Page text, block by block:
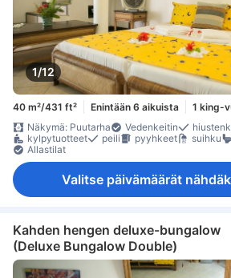
1/12
40 m²/431 ft² Enintään 6 aikuista
1 king-
Näkymä: Puutarha
Vedenkeitin
kylpytuotteet
peili pyyhkeet suihku
Allastilat
Valitse päivämäärät
Kahden hengen deluxe-bungalow
(Deluxe Bungalow Double)